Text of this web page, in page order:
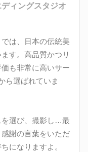
ィングスタジオ
は、日本の伝統美
す。高品質かつリ
も非常に高いサー
ら選ばれていま
を選び、撮影し…最
謝の言葉をいただ
になりますよ。